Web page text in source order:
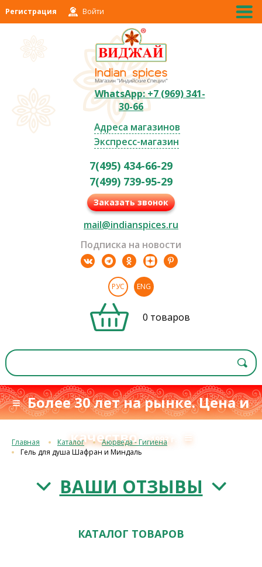
Регистрация Войти
WhatsApp: +7 (969) 341-
30-66
Адреса магазинов
Экспресс-магазин
7(495) 434-66-29
7(499) 739-95-29
Заказать звонок
mail@indianspices.ru
Подписка на новости
РУС ENG
0 товаров
≡ Более 30 лет на рынке. Цена и
качествос 1993 г. ≡
Главная Каталог
Аюрведа - Гигиена
Гель для душа Шафран и Миндаль
ВАШИ ОТЗЫВЫ
КАТАЛОГ ТОВАРОВ